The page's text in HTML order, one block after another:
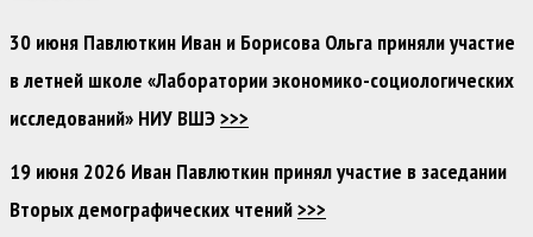
30 июня Павлюткин Иван и Борисова Ольга приняли участие
в летней школе «Лаборатории экономико-социологических
исследований» НИУ ВШЭ>>>
19 июня 2026 Иван Павлюткин принял участие в заседании
Вторых демографических чтений>>>